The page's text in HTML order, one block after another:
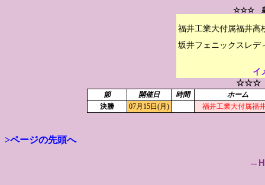
☆☆☆ 皇
福井工業大付属福井高
イ
☆☆☆
節 開催日 時間
ホーム
決勝
07月15日(月) 福井工業大付属福
>ページの先頭へ
--